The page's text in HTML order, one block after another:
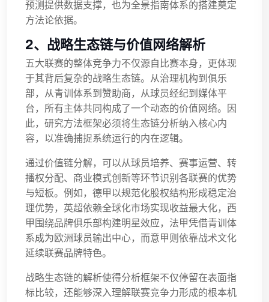
预测提供数据支撑，也为全景指南体系的搭建奠定
方法论依据。
2、战略生态链与价值网络解析
五大联赛的整体竞争力不仅源自比赛本身，更体现
于其背后复杂的战略生态链。从治理机构到俱乐
部，从青训体系到赞助商，从球员经纪到媒体平
台，所有主体共同构成了一个动态的价值网络。因
此，研究方法框架必须将生态链分析纳入核心内
容，以准确捕捉系统运行的内在逻辑。
通过价值链分解，可以从球员培养、赛事运营、转
播权分配、商业模式创新等环节识别各联赛的优势
与短板。例如，德甲以规范化股权结构形成稳定治
理优势，英超依赖全球化市场实现收益最大化，西
甲围绕品牌俱乐部构建明星效应，法甲凭借青训体
系成为欧洲球员输出中心，而意甲则依靠战术文化
延续联赛品牌特色。
战略生态链的解析使得分析框架不仅停留在表面指
标比较，还能够深入理解联赛竞争力形成的根本机